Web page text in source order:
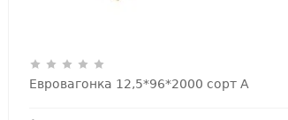
Евровагонка 12,5*96*2000 сорт А